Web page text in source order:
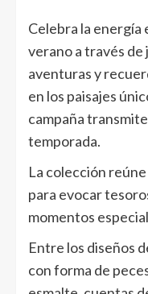
Celebra la energía
verano a través de
aventuras y
en los paisajes
campaña
temporada. ​
La colección
para evocar
momentos
Entre los diseños
con forma de